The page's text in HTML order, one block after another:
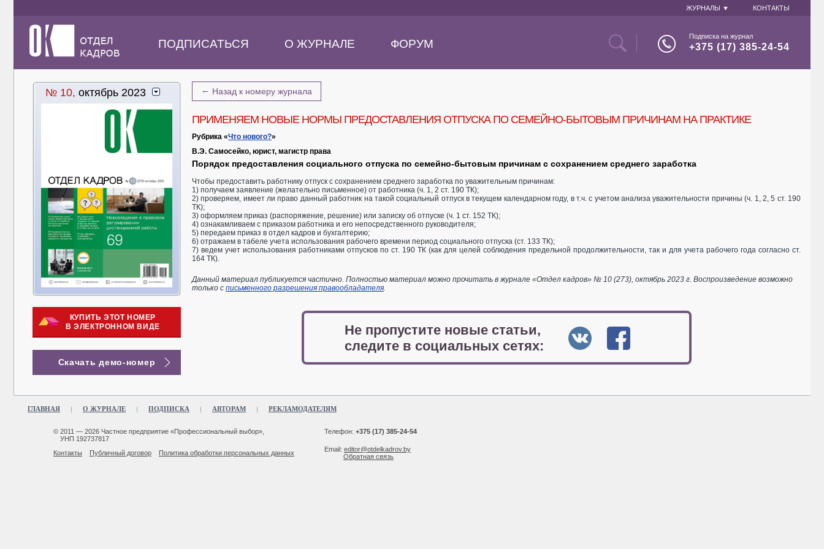
ЖУРНАЛЫ ▼ КОНТАКТЫ
ПОДПИСАТЬСЯ О ЖУРНАЛЕ ФОРУМ
Подписка на журнал
+375 (17) 385-24-54
№ 10, октябрь 2023
КУПИТЬ ЭТОТ НОМЕР
В ЭЛЕКТРОННОМ ВИДЕ
Скачать демо-номер
← Назад к номеру журнала
ПРИМЕНЯЕМ НОВЫЕ НОРМЫ ПРЕДОСТАВЛЕНИЯ ОТПУСКА ПО СЕМЕЙНО-БЫТОВЫМ ПРИЧИНАМ НА ПРАКТИКЕ
Рубрика «Что нового?»
В.Э. Самосейко, юрист, магистр права
Порядок предоставления социального отпуска по семейно-бытовым причинам с сохранением среднего заработка
Чтобы предоставить работнику отпуск с сохранением среднего заработка по уважительным причинам:
1) получаем заявление (желательно письменное) от работника (ч. 1, 2 ст. 190 ТК);
2) проверяем, имеет ли право данный работник на такой социальный отпуск в текущем календарном году, в т.ч. с учетом анализа уважительности причины (ч. 1, 2, 5 ст. 190
ТК);
3) оформляем приказ (распоряжение, решение) или записку об отпуске (ч. 1 ст. 152 ТК);
4) ознакамливаем с приказом работника и его непосредственного руководителя;
5) передаем приказ в отдел кадров и бухгалтерию;
6) отражаем в табеле учета использования рабочего времени период социального отпуска (ст. 133 ТК);
7) ведем учет использования работниками отпусков по ст. 190 ТК (как для целей соблюдения предельной продолжительности, так и для учета рабочего года согласно ст.
164 ТК).
Данный материал публикуется частично. Полностью материал можно прочитать в журнале «Отдел кадров» № 10 (273), октябрь 2023 г. Воспроизведение возможно
только с письменного разрешения правообладателя.
Не пропустите новые статьи,
следите в социальных сетях:
ГЛАВНАЯ О ЖУРНАЛЕ ПОДПИСКА АВТОРАМ РЕКЛАМОДАТЕЛЯМ
© 2011 — 2026 Частное предприятие «Профессиональный выбор»,
УНП 192737817
Контакты
Публичный договор Политика обработки персональных данных
Телефон: +375 (17) 385-24-54
Email: editor@otdelkadrov.by
Обратная связь